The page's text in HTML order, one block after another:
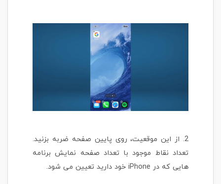
2. از این موقعیت، روی پایین صفحه ضربه بزنید.
تعداد نقاط موجود با تعداد صفحه نمایش برنامه
هایی که در iPhone خود دارید تعیین می شود.